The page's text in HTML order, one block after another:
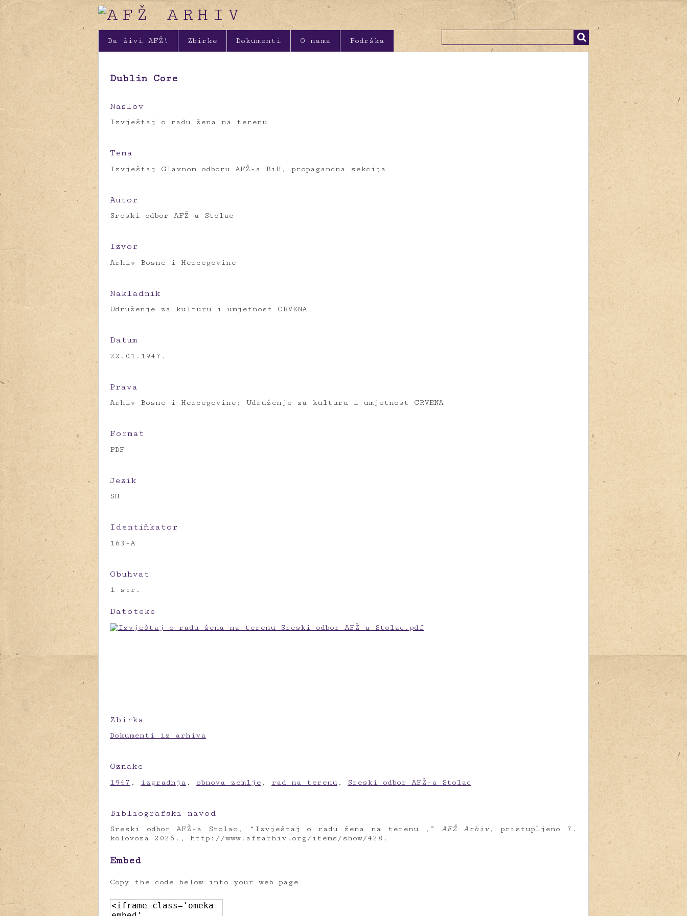
Da živi AFŽ! Zbirke Dokumenti O nama Podrška
Dublin Core
Naslov
Izvještaj o radu žena na terenu
Tema
Izvještaj Glavnom odboru AFŽ-a BiH, propagandna sekcija
Autor
Sreski odbor AFŽ-a Stolac
Izvor
Arhiv Bosne i Hercegovine
Nakladnik
Udruženje za kulturu i umjetnost CRVENA
Datum
22.01.1947.
Prava
Arhiv Bosne i Hercegovine; Udruženje za kulturu i umjetnost CRVENA
Format
PDF
Jezik
SH
Identifikator
163-A
Obuhvat
1 str.
Datoteke
Zbirka
Dokumenti iz arhiva
Oznake
1947 , izgradnja , obnova zemlje , rad na terenu , Sreski odbor AFŽ-a Stolac
Bibliografski navod
Sreski odbor AFŽ-a Stolac, “Izvještaj o radu žena na terenu ,”AFŽ Arhiv, pristupljeno 7.
kolovoza 2026., http://www.afzarhiv.org/items/show/428 .
Embed
Copy the code below into your web page